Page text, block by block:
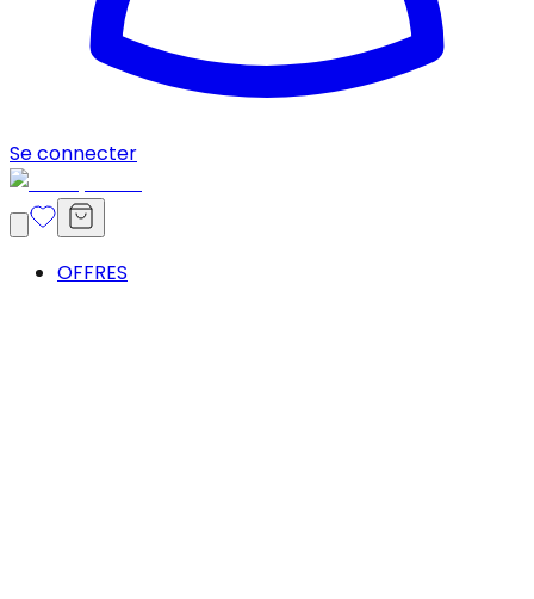
Se connecter
OFFRES